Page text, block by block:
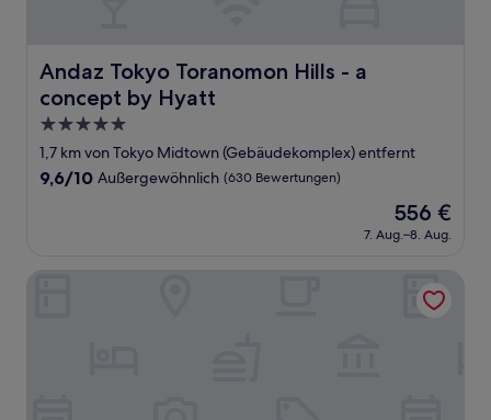
Andaz Tokyo Toranomon Hills - a
concept by Hyatt
Andaz Tokyo Toranomon Hills - a concept by Hyatt
5.0-
Sterne-
Unterkunft
1,7 km von Tokyo Midtown (Gebäudekomplex) entfernt
9.6
Bewertungen)
9,6/10 Außergewöhnlich (630 Bewertungen)
Der
Preis
beträgt
556 €
7. Aug.–8. Aug.